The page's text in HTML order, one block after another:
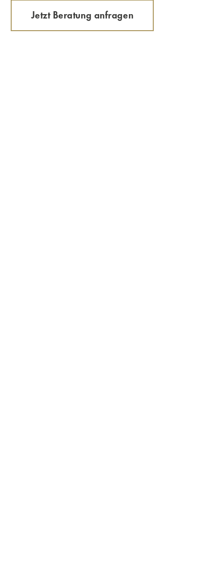
Jetzt Beratung anfragen